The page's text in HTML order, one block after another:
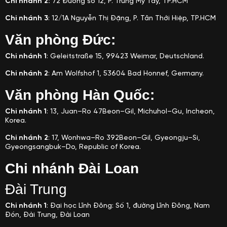
Chi nhánh 3: 12/1A Nguyễn Thị Đặng, P. Tân Thới Hiệp, TP.HCM
Văn phòng Đức:
Chi nhánh 1: Geleitstraße 15, 99423 Weimar, Deutschland.
Chi nhánh 2: Am Wolfshof 1, 53604 Bad Honnef, Germany.
Văn phòng Hàn Quốc:
Chi nhánh 1: 13, Juan–Ro 47Beon–Gil, Michuhol–Gu, Incheon,
Korea.
Chi nhánh 2: 17, Wonhwa–Ro 392Beon–Gil, Gyeongju–Si,
Gyeongsangbuk–Do, Republic of Korea.
Chi nhánh Đài Loan
Đài Trung
Chi nhánh 1: Đại học Lĩnh Đông: Số 1, đường Lĩnh Đông, Nam
Đồn, Đài Trung, Đài Loan